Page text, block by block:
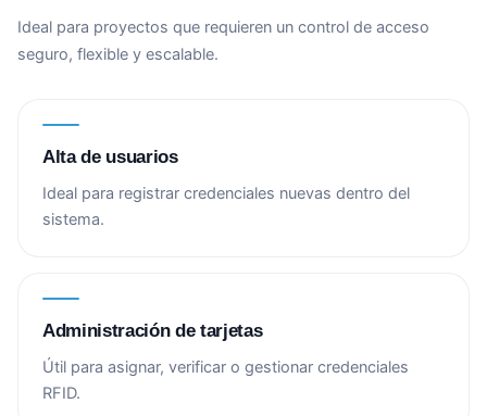
Ideal para proyectos que requieren un control de acceso
seguro, flexible y escalable.
Alta de usuarios
Ideal para registrar credenciales nuevas dentro del
sistema.
Administración de tarjetas
Útil para asignar, verificar o gestionar credenciales
RFID.